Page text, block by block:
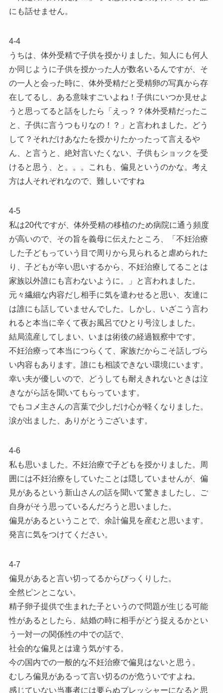
にも話せません。
4-4
うちは、体外受精で子供を授かりました。知人にも何人
か同じように子供を授かった人が数名いるんですが、そ
の一人と会った時に、体外受精だと受精卵の写真から存
在してるし、ある意味すごいよね！子供にいつか見せよ
うと思ってると話をしたら「えっ？？体外受精だったこ
と、子供に言うつもりなの！？」と言われました。どう
して？それだけあなたを授かりたかったって言えるや
ん、と言うと、絶対言いたくない、子供もショックを受
けると思う、と。。。これも、偏見というのかな。考え
方は人それぞれなので、難しいですね
4-5
私は20代ですが、体外受精の移植のため病院に通う頻度
が高いので、その旨を義母に伝えたところ、「不妊治療
した子どもっていう目で周りから見られると虐められた
り、子どもが辛い思いするから、不妊治療してることは
家族以外誰にも言わないように。」と言われました。
元々繊細な内容だし相手に気を遣わせると思い、友達に
は誰にも話していませんでした。しかし、いざこう言わ
れると本当に辛くて夜お風呂でひとり号泣しました。
結局流産してしまい、いまは術後の経過観察中です。
不妊治療って本当につらくて、家族だからこそ話しづら
い内容もあります。誰にも相談できない環境にいます。
幸い夫が優しいので、どうしても耐えきれないときは泣
きながら話を聞いてもらっています。
でもコメ主さんの言葉で少しだけ心が軽くなりました。
涙が出ました、ありがとうございます。
4-6
私も思いました。不妊治療で子どもを授かりました。周
囲には不妊治療をしていたことは隠していませんが、偏
見があるという新山さんの話を聞いて驚きましたし、ご
自身がそう思っているんだろうと思いました。
偏見があるということで、余計偏見を産むと思います。
発言に気をつけてください。
4-7
偏見があると言い切ってるからびっくりした。
全然ピンとこない。
精子卵子提供で生まれた子というので問題が生じる可能
性があるとしたら、結婚の時に相手がどう捉えるかとい
う一対一の関係性の中での話で、
社会的な偏見とは違う気がする。
今の国内での一般的な不妊治療で偏見はないと思う。
むしろ偏見があるって言い切るのが危ういですよね。
感じていない当事者には要らぬプレッシャーになると思